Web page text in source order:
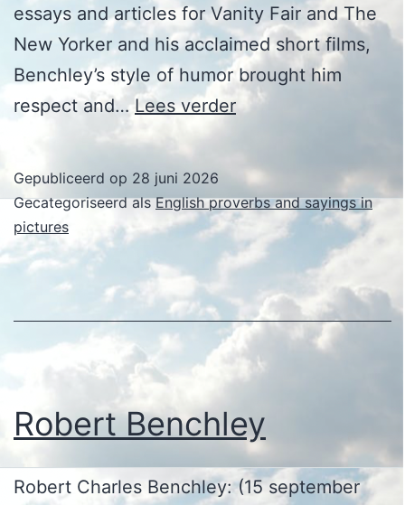
essays and articles for Vanity Fair and The
New Yorker and his acclaimed short films,
Benchley’s style of humor brought him
respect and…Lees verderRobert
Gepubliceerd op 28 juni 2026
Gecategoriseerd alsEnglish proverbs and sayings in
pictures
Robert Benchley
Robert Charles Benchley: (15 september